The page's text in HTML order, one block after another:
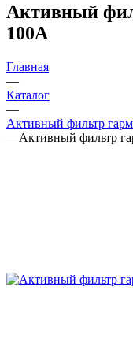
Активный
100А
Главная
—
Каталог
—
Активный фильтр
—Активный фильтр